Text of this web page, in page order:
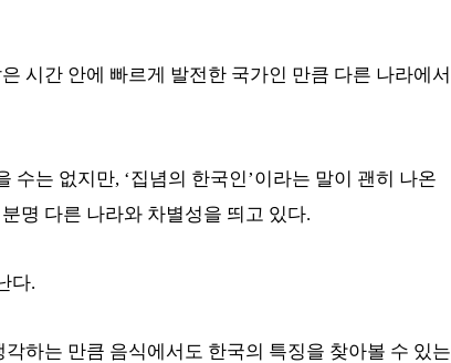
시간 안에 빠르게 발전한 국가인 만큼 다른 나라에서
수는 없지만, ‘집념의 한국인’이라는 말이 괜히 나온
명 다른 나라와 차별성을 띄고 있다.
다.
하는 만큼 음식에서도 한국의 특징을 찾아볼 수 있는